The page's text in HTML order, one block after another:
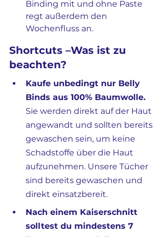
Binding mit und ohne Paste
regt außerdem den
Wochenfluss an.
Shortcuts –Was ist zu
beachten?
Kaufe unbedingt nur Belly
Binds aus 100% Baumwolle.
Sie werden direkt auf der Haut
angewandt und sollten bereits
gewaschen sein, um keine
Schadstoffe über die Haut
aufzunehmen. Unsere Tücher
sind bereits gewaschen und
direkt einsatzbereit.
Nach einem Kaiserschnitt
solltest du mindestens 7